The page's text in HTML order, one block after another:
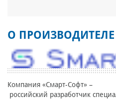
О ПРОИЗВОДИТЕЛЕ
Компания «Смарт-Софт» –
российский разработчик